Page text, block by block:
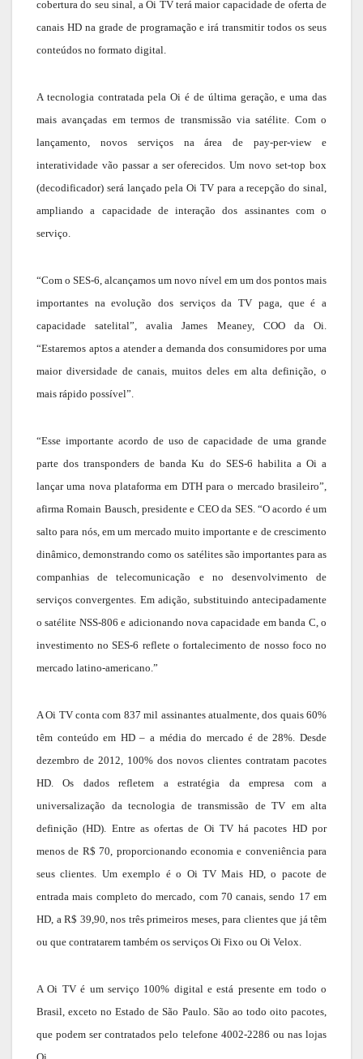
cobertura do seu sinal, a Oi TV terá maior capacidade de oferta de
canais HD na grade de programação e irá transmitir todos os seus
conteúdos no formato digital.
A tecnologia contratada pela Oi é de última geração, e uma das
mais avançadas em termos de transmissão via satélite. Com o
lançamento, novos serviços na área de pay-per-view e
interatividade vão passar a ser oferecidos. Um novo set-top box
(decodificador) será lançado pela Oi TV para a recepção do sinal,
ampliando a capacidade de interação dos assinantes com o
serviço.
“Com o SES-6, alcançamos um novo nível em um dos pontos mais
importantes na evolução dos serviços da TV paga, que é a
capacidade satelital”, avalia James Meaney, COO da Oi.
“Estaremos aptos a atender a demanda dos consumidores por uma
maior diversidade de canais, muitos deles em alta definição, o
mais rápido possível”.
“Esse importante acordo de uso de capacidade de uma grande
parte dos transponders de banda Ku do SES-6 habilita a Oi a
lançar uma nova plataforma em DTH para o mercado brasileiro”,
afirma Romain Bausch, presidente e CEO da SES. “O acordo é um
salto para nós, em um mercado muito importante e de crescimento
dinâmico, demonstrando como os satélites são importantes para as
companhias de telecomunicação e no desenvolvimento de
serviços convergentes. Em adição, substituindo antecipadamente
o satélite NSS-806 e adicionando nova capacidade em banda C, o
investimento no SES-6 reflete o fortalecimento de nosso foco no
mercado latino-americano.”
A Oi TV conta com 837 mil assinantes atualmente, dos quais 60%
têm conteúdo em HD – a média do mercado é de 28%. Desde
dezembro de 2012, 100% dos novos clientes contratam pacotes
HD. Os dados refletem a estratégia da empresa com a
universalização da tecnologia de transmissão de TV em alta
definição (HD). Entre as ofertas de Oi TV há pacotes HD por
menos de R$ 70, proporcionando economia e conveniência para
seus clientes. Um exemplo é o Oi TV Mais HD, o pacote de
entrada mais completo do mercado, com 70 canais, sendo 17 em
HD, a R$ 39,90, nos três primeiros meses, para clientes que já têm
ou que contratarem também os serviços Oi Fixo ou Oi Velox.
A Oi TV é um serviço 100% digital e está presente em todo o
Brasil, exceto no Estado de São Paulo. São ao todo oito pacotes,
que podem ser contratados pelo telefone 4002-2286 ou nas lojas